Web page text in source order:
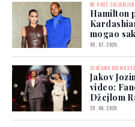
NE KRIJE
Hamilton
mogao
05. 07. 2026.
SLUČAJNO OTKRIO
Jakov
video:
Džejlom
29. 06. 2026.